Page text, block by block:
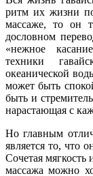
ритм их жизни
массаже, то он
дословном
«нежное
техники
океанической
может быть
быть и
нарастающая с
Но главным
является то, что
Сочетая
массажа можно